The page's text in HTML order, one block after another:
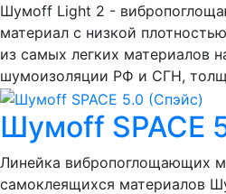
Шумоff Light 2 -
материал с низкой
из самых легких материалов
шумоизоляции РФ и СГН,
Шумoff SPACE
Линейка вибропоглощающих
самоклеящихся материалов